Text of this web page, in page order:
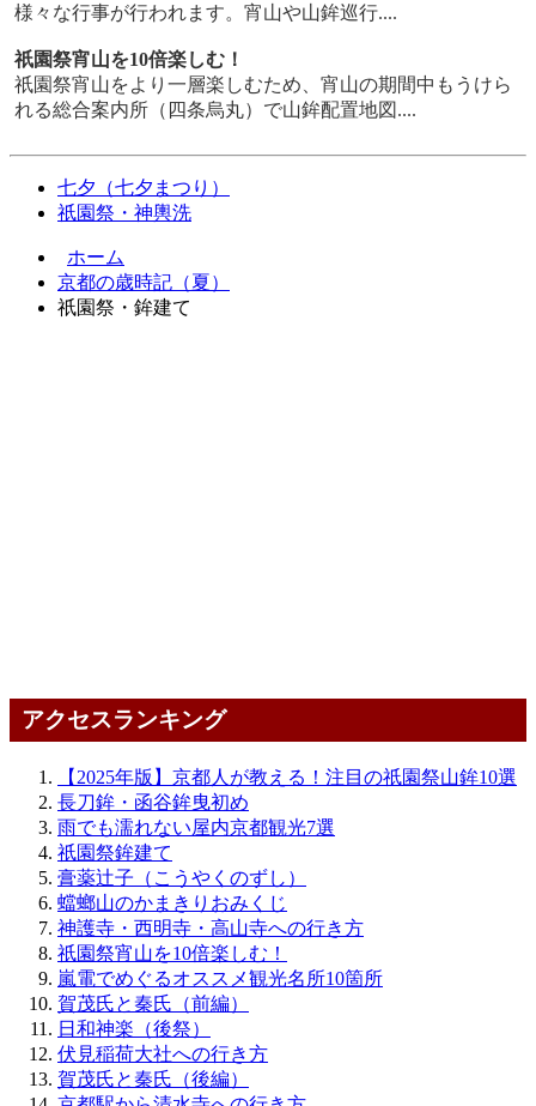
様々な行事が行われます。宵山や山鉾巡行....
祇園祭宵山を10倍楽しむ！
祇園祭宵山をより一層楽しむため、宵山の期間中もうけら
れる総合案内所（四条烏丸）で山鉾配置地図....
七夕（七夕まつり）
祇園祭・神輿洗
ホーム
京都の歳時記（夏）
祇園祭・鉾建て
アクセスランキング
【2025年版】京都人が教える！注目の祇園祭山鉾10選
長刀鉾・函谷鉾曳初め
雨でも濡れない屋内京都観光7選
祇園祭鉾建て
膏薬辻子（こうやくのずし）
蟷螂山のかまきりおみくじ
神護寺・西明寺・高山寺への行き方
祇園祭宵山を10倍楽しむ！
嵐電でめぐるオススメ観光名所10箇所
賀茂氏と秦氏（前編）
日和神楽（後祭）
伏見稲荷大社への行き方
賀茂氏と秦氏（後編）